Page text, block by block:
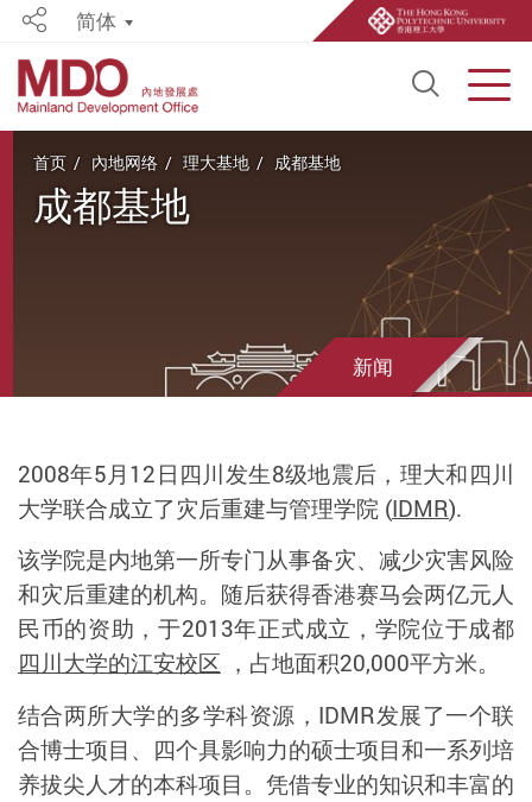
Open
Share简体
首页 內地网络 理大基地 成都基地
成都基地
新闻
2008年5月12日四川发生8级地震后，理大和四川
大学联合成立了灾后重建与管理学院 (IDMR).
该学院是内地第一所专门从事备灾、减少灾害风险
和灾后重建的机构。随后获得香港赛马会两亿元人
民币的资助，于2013年正式成立，学院位于成都
四川大学的江安校区 ，占地面积20,000平方米。
结合两所大学的多学科资源，IDMR发展了一个联
合博士项目、四个具影响力的硕士项目和一系列培
养拔尖人才的本科项目。凭借专业的知识和丰富的